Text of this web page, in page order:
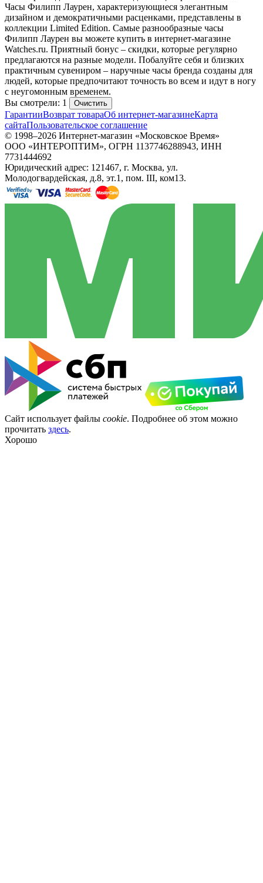
Часы Филипп Лаурен, характеризующиеся элегантным
дизайном и демократичными расценками, представлены в
коллекции Limited Edition. Самые разнообразные часы
Филипп Лаурен вы можете купить в интернет-магазине
Watches.ru. Приятный бонус – скидки, которые регулярно
предлагаются на разные модели. Побалуйте себя и близких
практичным сувениром – наручные часы бренда созданы для
людей, которые предпочитают точность во всем и идут в ногу
с неугомонным временем.
Вы смотрели: 1
Очистить
ГарантииВозврат товараОб интернет-магазинеКарта
сайтаПользовательское соглашение
© 1998–2026 Интернет-магазин «Московское Время»
ООО «ИНТЕРОПТИМ», ОГРН 1137746288943, ИНН
7731444692
Юридический адрес: 121467, г. Москва, ул.
Молодогвардейская, д.8, эт.1, пом. III, ком13.
Сайт использует файлы cookie. Подробнее об этом можно
прочитать здесь.
Хорошо